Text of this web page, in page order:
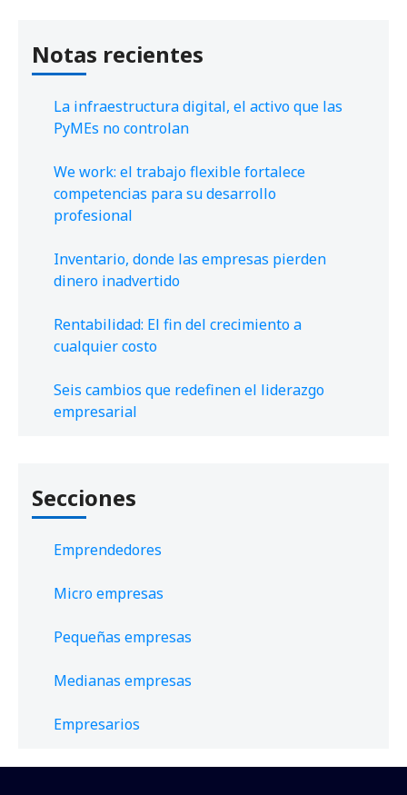
Notas recientes
La infraestructura digital, el activo que las
PyMEs no controlan
We work: el trabajo flexible fortalece
competencias para su desarrollo
profesional
Inventario, donde las empresas pierden
dinero inadvertido
Rentabilidad: El fin del crecimiento a
cualquier costo
Seis cambios que redefinen el liderazgo
empresarial
Secciones
Emprendedores
Micro empresas
Pequeñas empresas
Medianas empresas
Empresarios